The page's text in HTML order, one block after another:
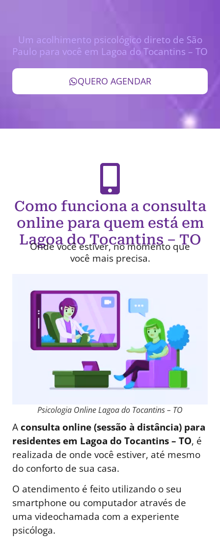
Um acolhimento psicológico direto de São
Paulo para você em Lagoa do Tocantins – TO
QUERO AGENDAR
Como funciona a consulta
online para quem está em
Lagoa do Tocantins – TO
Onde você estiver, no momento que
você mais precisa.
Psicologia Online Lagoa do Tocantins – TO
Aconsulta online (sessão à distância) para
residentes em Lagoa do Tocantins – TO, é
realizada de onde você estiver, até mesmo
do conforto de sua casa.
O atendimento é feito utilizando o seu
smartphone ou computador através de
uma videochamada com a experiente
psicóloga.